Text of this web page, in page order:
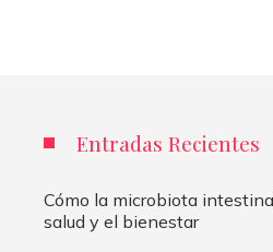
Entradas Recientes
Cómo la microbiota
salud y el bienestar